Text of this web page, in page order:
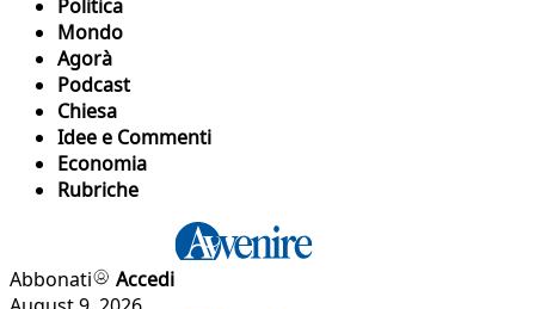
Politica
Mondo
Agorà
Podcast
Chiesa
Idee e Commenti
Economia
Rubriche
Abbonati
Accedi